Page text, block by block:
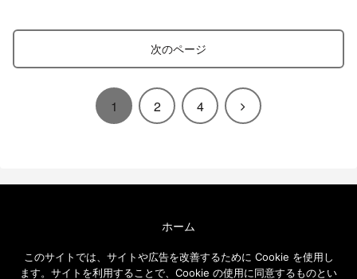
次のページ
1 2 4
次
ホーム
免責事項
このサイトでは、サイトや広告を改善するために Cookie を使用し
ます。サイトを利用することで、Cookie の使用に同意するものとい